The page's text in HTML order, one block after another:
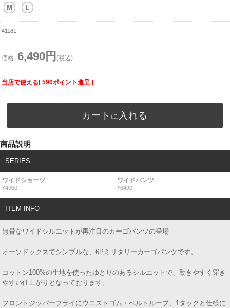
41181
価格 6,490円 (税込)
当店で使える[ 590ポイント進呈 ]
カート に 入れる
商品説明
SERIES
ワイドショーツ
¥4950
ワイドパンツ
¥6490
ITEM INFO
無骨なワイドシルエットが再注目のカーゴパンツの登場
オーソドックスでシンプルな、6Pミリタリーカーゴパンツです。
コットン100%の生地を使ったゆとりのあるシルエットで、動きやすく穿き
やすい仕上がりとなっております。
フロントジッパーフライにウエストゴム・ベルトループ、1タックと仕様に